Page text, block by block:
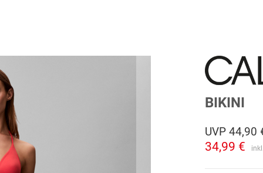
BIKINI
UVP 44,90
34,99 €